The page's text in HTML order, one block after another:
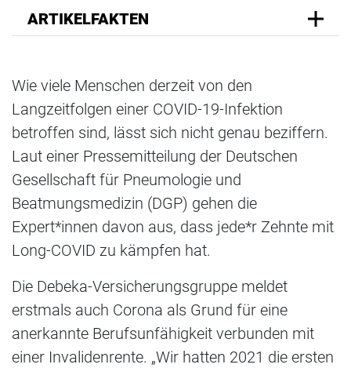
ARTIKELFAKTEN
Wie viele Menschen derzeit von den
Langzeitfolgen einer COVID-19-Infektion
betroffen sind, lässt sich nicht genau beziffern.
Laut einer Pressemitteilung der Deutschen
Gesellschaft für Pneumologie und
Beatmungsmedizin (DGP) gehen die
Expert*innen davon aus, dass jede*r Zehnte mit
Long-COVID zu kämpfen hat.
Die Debeka-Versicherungsgruppe meldet
erstmals auch Corona als Grund für eine
anerkannte Berufsunfähigkeit verbunden mit
einer Invalidenrente. „Wir hatten 2021 die ersten